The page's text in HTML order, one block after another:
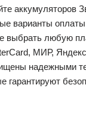
аккумуляторов
варианты
выбрать любую
МИР,
надежными
гарантируют